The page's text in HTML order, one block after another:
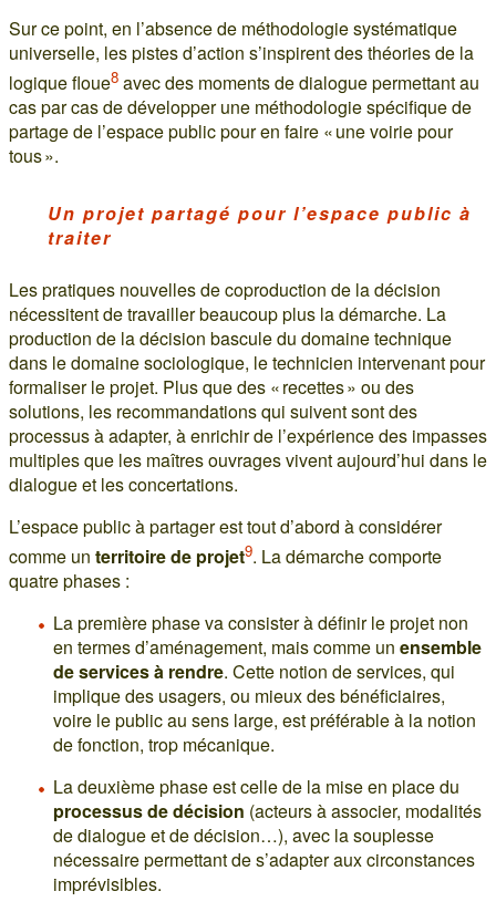
Sur ce point, en l’absence de méthodologie systématique
universelle, les pistes d’action s’inspirent des théories de la
logique floue8 avec des moments de dialogue permettant au
cas par cas de développer une méthodologie spécifique de
partage de l’espace public pour en faire « une voirie pour
tous ».
Un projet partagé pour l’espace public à
traiter
Les pratiques nouvelles de coproduction de la décision
nécessitent de travailler beaucoup plus la démarche. La
production de la décision bascule du domaine technique
dans le domaine sociologique, le technicien intervenant pour
formaliser le projet. Plus que des « recettes » ou des
solutions, les recommandations qui suivent sont des
processus à adapter, à enrichir de l’expérience des impasses
multiples que les maîtres ouvrages vivent aujourd’hui dans le
dialogue et les concertations.
L’espace public à partager est tout d’abord à considérer
comme un territoire de projet9. La démarche comporte
quatre phases :
La première phase va consister à définir le projet non
en termes d’aménagement, mais comme un ensemble
de services à rendre. Cette notion de services, qui
implique des usagers, ou mieux des bénéficiaires,
voire le public au sens large, est préférable à la notion
de fonction, trop mécanique.
La deuxième phase est celle de la mise en place du
processus de décision (acteurs à associer, modalités
de dialogue et de décision…), avec la souplesse
nécessaire permettant de s’adapter aux circonstances
imprévisibles.